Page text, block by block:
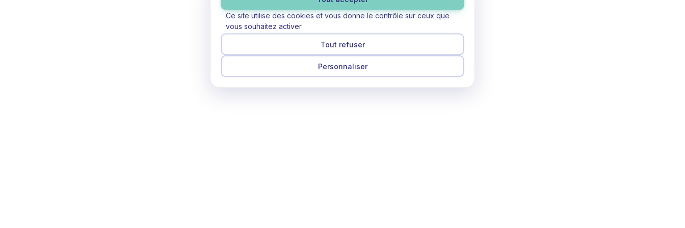
Ce site utilise des cookies et vous donne le contrôle sur ceux que
vous souhaitez activer
Tout refuser
Personnaliser